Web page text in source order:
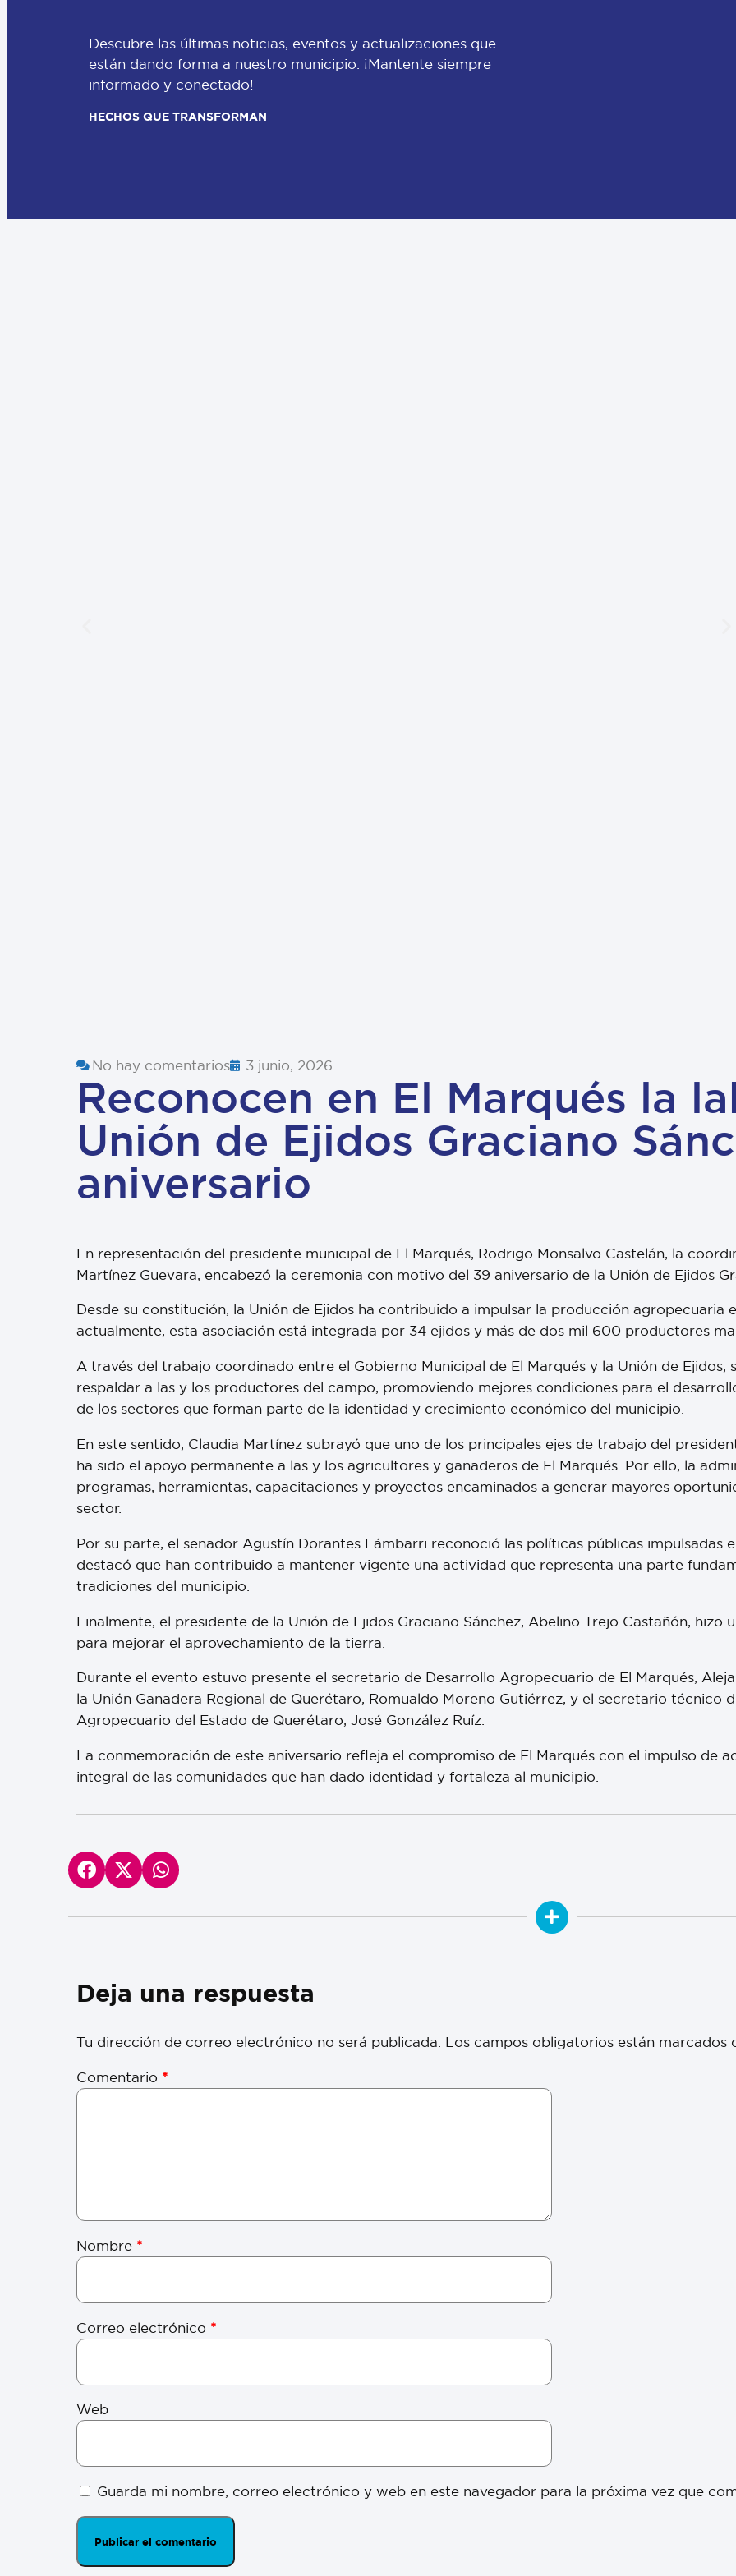
Descubre las últimas noticias, eventos y actualizaciones que
están dando forma a nuestro municipio. ¡Mantente siempre
informado y conectado!
HECHOS QUE TRANSFORMAN
No hay comentarios 3 junio, 2026
Reconocen en El Marqués la
Unión de Ejidos Graciano
aniversario
En representación del presidente municipal de El Marqués, Rodrigo Monsalvo Castelán, la
Martínez Guevara, encabezó la ceremonia con motivo del 39 aniversario de la Unión de Ejidos
Desde su constitución, la Unión de Ejidos ha contribuido a impulsar la producción agropecuaria
actualmente, esta asociación está integrada por 34 ejidos y más de dos mil 600 productores
A través del trabajo coordinado entre el Gobierno Municipal de El Marqués y la Unión de Ejidos,
respaldar a las y los productores del campo, promoviendo mejores condiciones para el
de los sectores que forman parte de la identidad y crecimiento económico del municipio.
En este sentido, Claudia Martínez subrayó que uno de los principales ejes de trabajo del
ha sido el apoyo permanente a las y los agricultores y ganaderos de El Marqués. Por ello, la
programas, herramientas, capacitaciones y proyectos encaminados a generar mayores
sector.
Por su parte, el senador Agustín Dorantes Lámbarri reconoció las políticas públicas impulsadas
destacó que han contribuido a mantener vigente una actividad que representa una parte
tradiciones del municipio.
Finalmente, el presidente de la Unión de Ejidos Graciano Sánchez, Abelino Trejo Castañón, hizo
para mejorar el aprovechamiento de la tierra.
Durante el evento estuvo presente el secretario de Desarrollo Agropecuario de El Marqués,
la Unión Ganadera Regional de Querétaro, Romualdo Moreno Gutiérrez, y el secretario técnico
Agropecuario del Estado de Querétaro, José González Ruíz.
La conmemoración de este aniversario refleja el compromiso de El Marqués con el impulso de
integral de las comunidades que han dado identidad y fortaleza al municipio.
Deja una respuesta
Tu dirección de correo electrónico no será publicada. Los campos obligatorios están marcados
Comentario *
Nombre *
Correo electrónico *
Web
Guarda mi nombre, correo electrónico y web en este navegador para la próxima vez que